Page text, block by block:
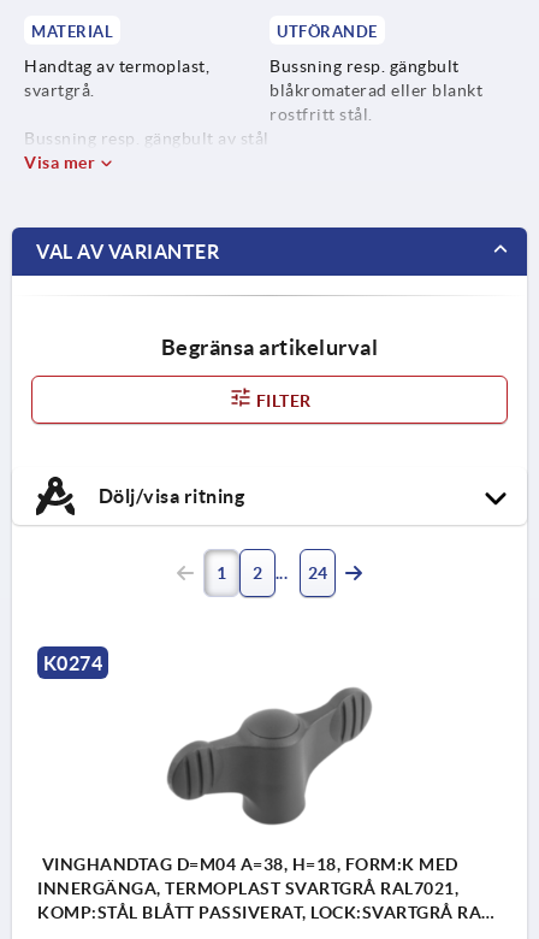
MATERIAL
Handtag av termoplast,
svartgrå.
Bussning resp. gängbult av stål
5.8 eller rostfritt stål 1.4305.
UTFÖRANDE
Bussning resp. gängbult
blåkromaterad eller blankt
rostfritt stål.
Visa mer
VAL AV VARIANTER
Begränsa artikelurval
FILTER
Dölj/visa ritning
1 2 24
K0274
VINGHANDTAG D=M04 A=38, H=18, FORM:K MED
INNERGÄNGA, TERMOPLAST SVARTGRÅ RAL7021,
KOMP:STÅL BLÅTT PASSIVERAT, LOCK:SVARTGRÅ RAL